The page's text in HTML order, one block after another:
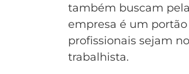
também buscam
empresa é um
profissionais sejam
trabalhista.